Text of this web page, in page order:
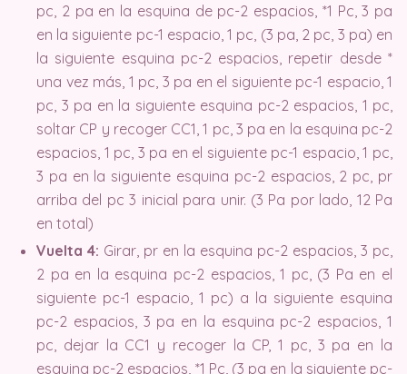
pc, 2 pa en la esquina de pc-2 espacios, *1 Pc, 3 pa
en la siguiente pc-1 espacio, 1 pc, (3 pa, 2 pc, 3 pa) en
la siguiente esquina pc-2 espacios, repetir desde *
una vez más, 1 pc, 3 pa en el siguiente pc-1 espacio, 1
pc, 3 pa en la siguiente esquina pc-2 espacios, 1 pc,
soltar CP y recoger CC1, 1 pc, 3 pa en la esquina pc-2
espacios, 1 pc, 3 pa en el siguiente pc-1 espacio, 1 pc,
3 pa en la siguiente esquina pc-2 espacios, 2 pc, pr
arriba del pc 3 inicial para unir. (3 Pa por lado, 12 Pa
en total)
Vuelta 4: Girar, pr en la esquina pc-2 espacios, 3 pc,
2 pa en la esquina pc-2 espacios, 1 pc, (3 Pa en el
siguiente pc-1 espacio, 1 pc) a la siguiente esquina
pc-2 espacios, 3 pa en la esquina pc-2 espacios, 1
pc, dejar la CC1 y recoger la CP, 1 pc, 3 pa en la
esquina pc-2 espacios, *1 Pc, (3 pa en la siguiente pc-